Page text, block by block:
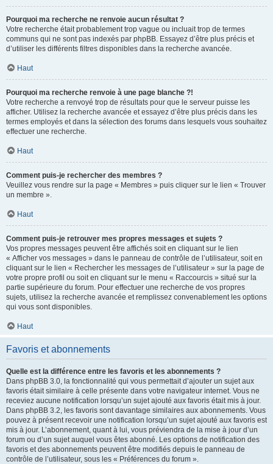
Pourquoi ma recherche ne renvoie aucun résultat ?
Votre recherche était probablement trop vague ou incluait trop de termes
communs qui ne sont pas indexés par phpBB. Essayez d’être plus précis et
d’utiliser les différents filtres disponibles dans la recherche avancée.
Haut
Pourquoi ma recherche renvoie à une page blanche ?!
Votre recherche a renvoyé trop de résultats pour que le serveur puisse les
afficher. Utilisez la recherche avancée et essayez d’être plus précis dans les
termes employés et dans la sélection des forums dans lesquels vous souhaitez
effectuer une recherche.
Haut
Comment puis-je rechercher des membres ?
Veuillez vous rendre sur la page « Membres » puis cliquer sur le lien « Trouver
un membre ».
Haut
Comment puis-je retrouver mes propres messages et sujets ?
Vos propres messages peuvent être affichés soit en cliquant sur le lien
« Afficher vos messages » dans le panneau de contrôle de l’utilisateur, soit en
cliquant sur le lien « Rechercher les messages de l’utilisateur » sur la page de
votre propre profil ou soit en cliquant sur le menu « Raccourcis » situé sur la
partie supérieure du forum. Pour effectuer une recherche de vos propres
sujets, utilisez la recherche avancée et remplissez convenablement les options
qui vous sont disponibles.
Haut
Favoris et abonnements
Quelle est la différence entre les favoris et les abonnements ?
Dans phpBB 3.0, la fonctionnalité qui vous permettait d’ajouter un sujet aux
favoris était similaire à celle présente dans votre navigateur internet. Vous ne
receviez aucune notification lorsqu’un sujet ajouté aux favoris était mis à jour.
Dans phpBB 3.2, les favoris sont davantage similaires aux abonnements. Vous
pouvez à présent recevoir une notification lorsqu’un sujet ajouté aux favoris est
mis à jour. L’abonnement, quant à lui, vous préviendra de la mise à jour d’un
forum ou d’un sujet auquel vous êtes abonné. Les options de notification des
favoris et des abonnements peuvent être modifiés depuis le panneau de
contrôle de l’utilisateur, sous les « Préférences du forum ».